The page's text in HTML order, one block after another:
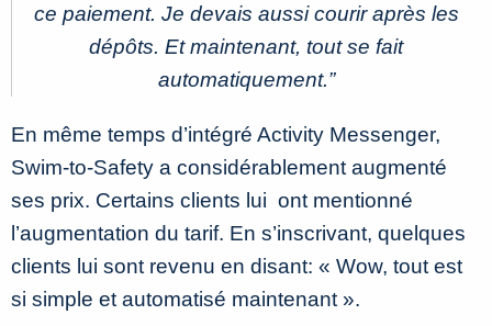
ce paiement. Je devais aussi courir après les
dépôts. Et maintenant, tout se fait
automatiquement.”
En même temps d’intégré Activity Messenger,
Swim-to-Safety a considérablement augmenté
ses prix. Certains clients lui ont mentionné
l’augmentation du tarif. En s’inscrivant, quelques
clients lui sont revenu en disant: « Wow, tout est
si simple et automatisé maintenant ».